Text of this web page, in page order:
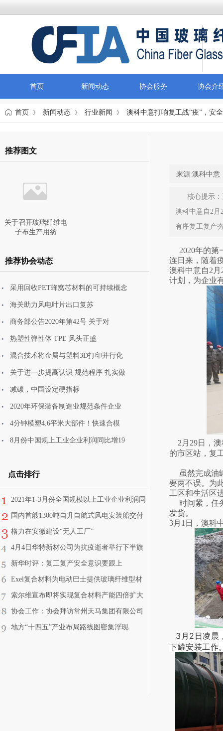
首页 新闻动态 协会服务 协会介
首页 》 新闻动态 》 行业新闻 》 澳科中意打响复工战“疫”，安
来源:澳科中意
核心提示
澳科中意自2月
有序复工复产
2020年的
连日来，随着
澳科中意自2
计划，为企业
2月29日，
的市区站，复
虽然完成油
要两不误。为
工区和生活区
时间紧，任
发货。
3月1日，澳科
3月2日凌晨
下罐安装工作
推荐图文
关于召开玻璃纤维电
子布生产用纺
新赛道培育渐
推荐协会动态
采用回收PET蜂窝芯材料的可持续概念
海关助力风电叶片出口复苏
商务部公告2020年第42号 关于对
热塑性弹性体 TPE 风头正盛
混合技术将金属与塑料3D打印并行化
关于进一步提高认识 规范程序 扎实做
减碳，中国设定硬指标
2020年环保装备制造业规范条件企业
4分钟模塑4.6平米大部件！快速合模
8月份中国规上工业企业利润同比增19
点击排行
2021年1-3月份全国规模以上工业企业利润同
比增长1.37倍 两年平均增长22.6%
国内首艘1300吨自升自航式风电安装船交付
使用
格力在安徽建设“无人工厂”
4月4日华特新材公司为抗疫逝者举行下半旗
志哀仪式
新华时评：复工复产安全意识要跟上
Exel复合材料为电动巴士提供玻璃纤维型材
索尔维宣布即将实现复合材料产能四倍扩大
目标
协会工作：协会拜访常州天马集团有限公司
（原建材二五三厂）
地方“十四五”产业布局路线图密集浮现